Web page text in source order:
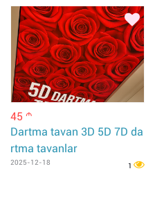
45 m
Dartma tavan 3D 5D 7D da
rtma tavanlar
2025-12-18 1